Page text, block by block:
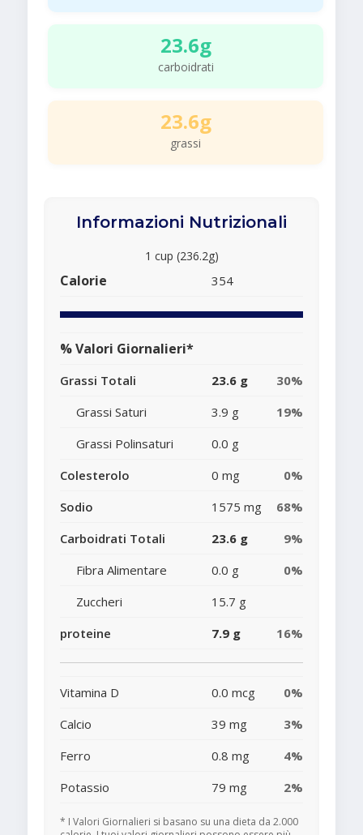
23.6g
carboidrati
23.6g
grassi
Informazioni Nutrizionali
1 cup (236.2g)
Calorie 354
% Valori Giornalieri*
Grassi Totali 23.6 g
30%
Grassi Saturi
3.9 g
19%
Grassi Polinsaturi
0.0 g
Colesterolo
0 mg
0%
Sodio
1575 mg
68%
Carboidrati Totali
23.6 g
9%
Fibra Alimentare
0.0 g
0%
Zuccheri
15.7 g
proteine
7.9 g 16%
Vitamina D 0.0 mcg
0%
Calcio
39 mg
3%
Ferro
0.8 mg
4%
Potassio
79 mg 2%
* I Valori Giornalieri si basano su una dieta da 2.000